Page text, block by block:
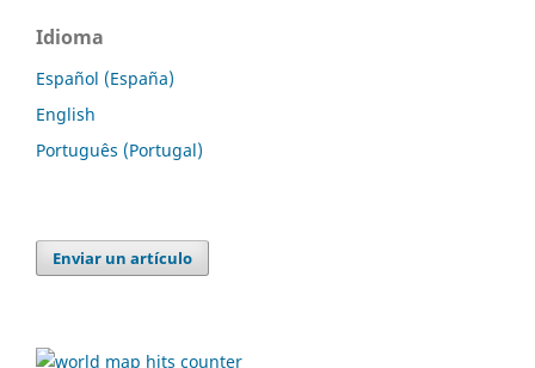
Idioma
Español (España)
English
Português (Portugal)
Enviar un artículo